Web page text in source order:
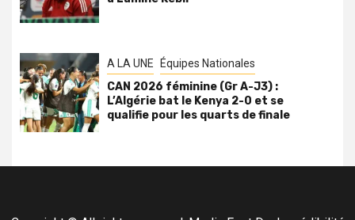
A LA UNE Équipes Nationales
CAN 2026 féminine (Gr A-J3) :
L’Algérie bat le Kenya 2-0 et se
qualifie pour les quarts de finale